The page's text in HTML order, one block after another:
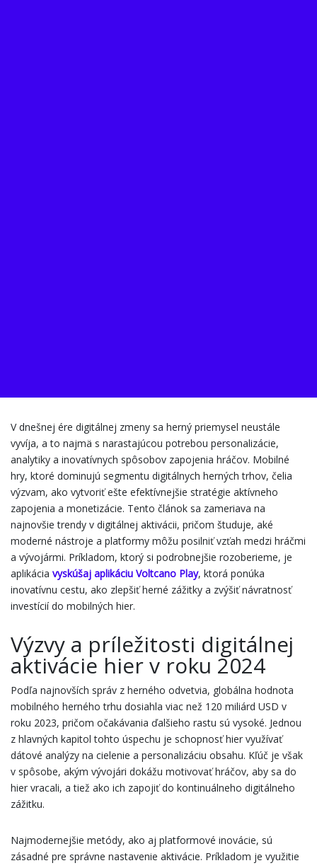
V dnešnej ére digitálnej zmeny sa herný priemysel neustále
vyvíja, a to najmä s narastajúcou potrebou personalizácie,
analytiky a inovatívnych spôsobov zapojenia hráčov. Mobilné
hry, ktoré dominujú segmentu digitálnych herných trhov, čelia
výzvam, ako vytvoriť ešte efektívnejšie stratégie aktívneho
zapojenia a monetizácie. Tento článok sa zameriava na
najnovšie trendy v digitálnej aktivácii, pričom študuje, aké
moderné nástroje a platformy môžu posilniť vzťah medzi hráčmi
a vývojármi. Príkladom, ktorý si podrobnejšie rozoberieme, je
aplikácia vyskúšaj aplikáciu Voltcano Play, ktorá ponúka
inovatívnu cestu, ako zlepšiť herné zážitky a zvýšiť návratnosť
investícií do mobilných hier.
Výzvy a príležitosti digitálnej
aktivácie hier v roku 2024
Podľa najnovších správ z herného odvetvia, globálna hodnota
mobilného herného trhu dosiahla viac než 120 miliárd USD v
roku 2023, pričom očakávania ďalšieho rastu sú vysoké. Jednou
z hlavných kapitol tohto úspechu je schopnosť hier využívať
dátové analýzy na cielenie a personalizáciu obsahu. Kľúč je však
v spôsobe, akým vývojári dokážu motivovať hráčov, aby sa do
hier vracali, a tiež ako ich zapojiť do kontinuálneho digitálneho
zážitku.
Najmodernejšie metódy, ako aj platformové inovácie, sú
zásadné pre správne nastavenie aktivácie. Príkladom je využitie